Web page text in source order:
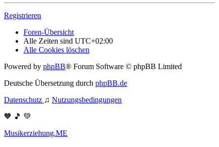
Registrieren
Foren-Übersicht
Alle Zeiten sind UTC+02:00
Alle Cookies löschen
Powered by phpBB® Forum Software © phpBB Limited
Deutsche Übersetzung durch phpBB.de
Datenschutz ♫ Nutzungsbedingungen
🧡 🎵 💚
Musikerziehung.ME